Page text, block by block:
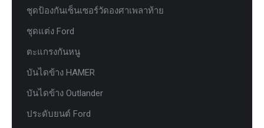
ชุดป้องกันเซ็นเซอร์วัดองศาเพลาท้าย
ชุดแต่ง Ford
ตะแกรงกันหนู
บันไดข้าง HAMER
บันไดข้าง Outlander
ประดับยนต์ Ford